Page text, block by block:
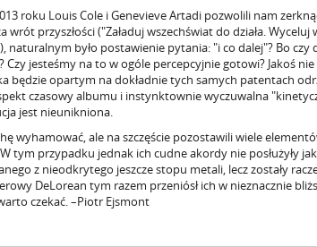
roku Louis Cole i Genevieve Artadi pozwolili nam
wrót przyszłości ("Załaduj wszechświat do działa. Wyceluj
naturalnym było postawienie pytania: "i co dalej"? Bo czy
Czy jesteśmy na to w ogóle percepcyjnie gotowi? Jakoś nie
będzie opartym na dokładnie tych samych patentach
czasowy albumu i instynktownie wyczuwalna
jest nieunikniona.
wyhamować, ale na szczęście pozostawili wiele
tym przypadku jednak ich cudne akordy nie posłużyły
z nieodkrytego jeszcze stopu metali, lecz zostały
DeLorean tym razem przeniósł ich w nieznacznie
czekać. –Piotr Ejsmont